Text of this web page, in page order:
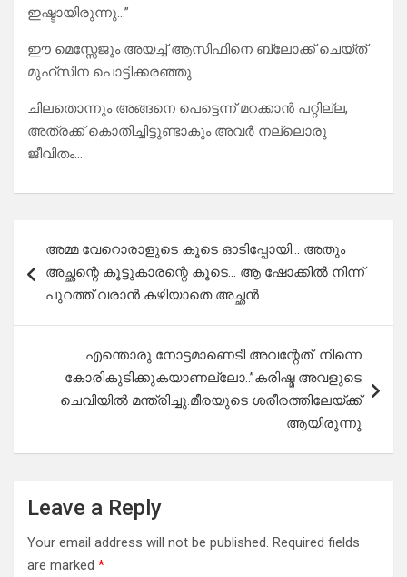
ഇഷ്ടായിരുന്നു…”
ഈ മെസ്സേജും അയച്ച് ആസിഫിനെ ബ്ലോക്ക് ചെയ്ത്
മുഹ്സിന പൊട്ടിക്കരഞ്ഞു…
ചിലതൊന്നും അങ്ങനെ പെട്ടെന്ന് മറക്കാൻ പറ്റില്ല,
അത്രക്ക് കൊതിച്ചിട്ടുണ്ടാകും അവർ നല്ലൊരു
ജീവിതം…
navigation
അമ്മ വേറൊരാളുടെ കൂടെ ഓടിപ്പോയി… അതും
അച്ഛന്റെ കൂട്ടുകാരന്റെ കൂടെ… ആ ഷോക്കിൽ നിന്ന്
പുറത്ത് വരാൻ കഴിയാതെ അച്ഛൻ
എന്തൊരു നോട്ടമാണെടീ അവന്റേത്. നിന്നെ
കോരികുടിക്കുകയാണല്ലോ..”കരിഷ്മ അവളുടെ
ചെവിയിൽ മന്ത്രിച്ചു.മീരയുടെ ശരീരത്തിലേയ്ക്ക്
ആയിരുന്നു
Leave a Reply
Your email address will not be published. Required fields
are marked *